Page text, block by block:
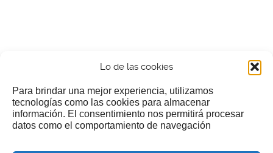
Lo de las cookies
Para brindar una mejor experiencia, utilizamos
tecnologías como las cookies para almacenar
información. El consentimiento nos permitirá procesar
datos como el comportamiento de navegación
¿Nos invitas a un cafecillo?